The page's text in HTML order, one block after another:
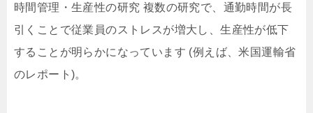
時間管理・生産性の研究 複数の研究で、通勤時間が長
引くことで従業員のストレスが増大し、生産性が低下
することが明らかになっています (例えば、米国運輸省
のレポート)。